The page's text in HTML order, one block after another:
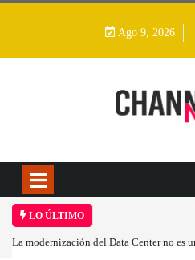
Ago 9, 2026
LO ÚLTIMO
La modernización del Data Center no es